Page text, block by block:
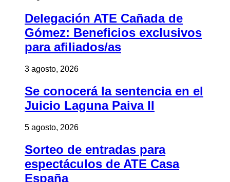
Delegación ATE Cañada de
Gómez: Beneficios exclusivos
para afiliados/as
3 agosto, 2026
Se conocerá la sentencia en el
Juicio Laguna Paiva II
5 agosto, 2026
Sorteo de entradas para
espectáculos de ATE Casa
España